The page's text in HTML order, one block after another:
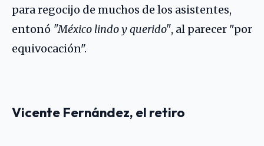
para regocijo de muchos de los asistentes,
entonó "México lindo y querido", al parecer "por
equivocación".
Vicente Fernández, el retiro